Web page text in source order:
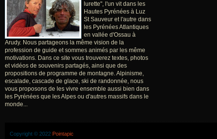
lurette", l'un vit dans les
Hautes Pyrénées à Luz
St Sauveur et l'autre dans
les Pyrénées Atlantiques
en vallée d'Ossau à
Arudy. Nous partageons la même vision de la
profession de guide et sommes animés par les même
motivations. Dans ce site vous trouverez textes, photos
et vidéos de souvenirs partagés, ainsi que des
propositions de programme de montagne. Alpinisme,
escalade, cascade de glace, ski de randonnée, nous
vous proposons de les vivre ensemble aussi bien dans
les Pyrénées que les Alpes ou d'autres massifs dans le
monde...
Copyright © 2022 Pointapic